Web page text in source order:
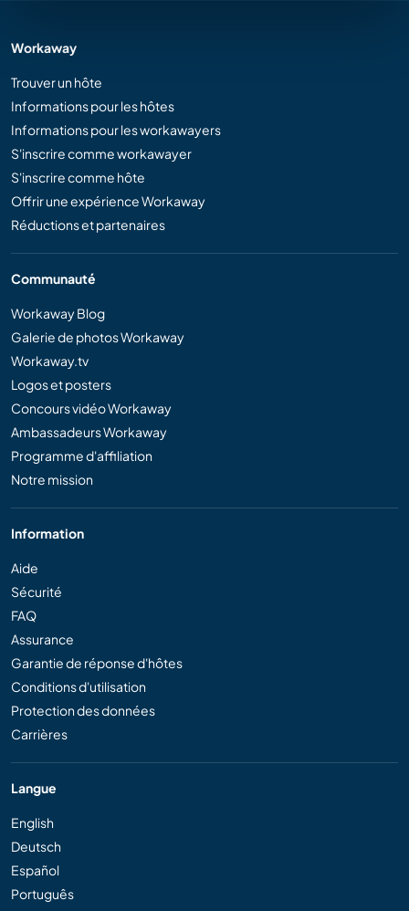
Workaway
Trouver un hôte
Informations pour les hôtes
Informations pour les workawayers
S'inscrire comme workawayer
S'inscrire comme hôte
Offrir une expérience Workaway
Réductions et partenaires
Communauté
Workaway Blog
Galerie de photos Workaway
Workaway.tv
Logos et posters
Concours vidéo Workaway
Ambassadeurs Workaway
Programme d'affiliation
Notre mission
Information
Aide
Sécurité
FAQ
Assurance
Garantie de réponse d'hôtes
Conditions d'utilisation
Protection des données
Carrières
Langue
English
Deutsch
Español
Português